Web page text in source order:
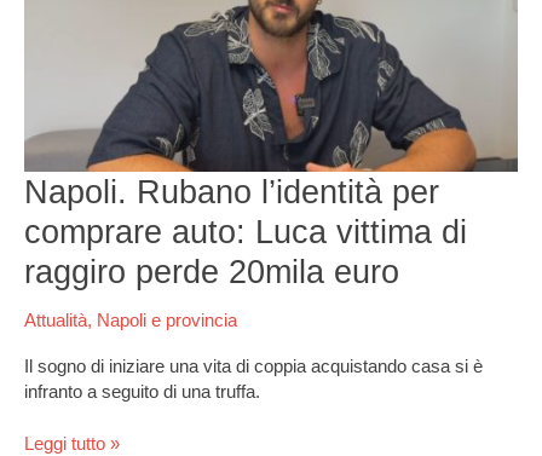
Napoli. Rubano l’identità per
comprare auto: Luca vittima di
raggiro perde 20mila euro
Attualità, Napoli e provincia
Il sogno di iniziare una vita di coppia acquistando casa si è
infranto a seguito di una truffa.
raggiro
perde
20mila
euro
Leggi tutto »